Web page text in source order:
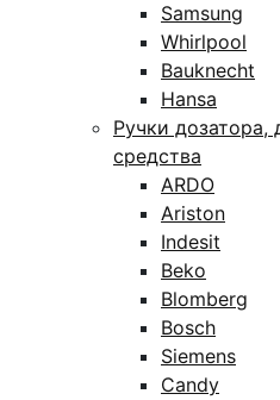
Samsung
Whirlpool
Bauknecht
Hansa
Ручки
средства
ARDO
Ariston
Indesit
Beko
Blomberg
Bosch
Siemens
Candy